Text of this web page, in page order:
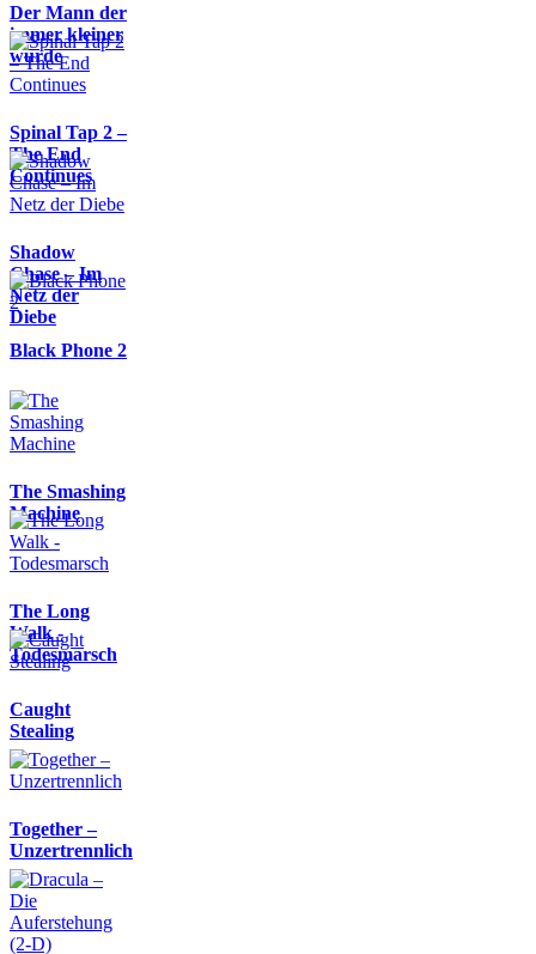
Der Mann der
immer kleiner
wurde
Spinal Tap 2 –
The End
Continues
Shadow
Chase – Im
Netz der
Diebe
Black Phone 2
The Smashing
Machine
The Long
Walk -
Todesmarsch
Caught
Stealing
Together –
Unzertrennlich